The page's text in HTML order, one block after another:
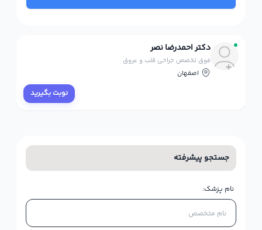
دکتر احمدرضا نصر
فوق تخصص جراحی قلب و عروق
اصفهان
نوبت بگیرید
جستجو پیشرفته
نام پزشک: